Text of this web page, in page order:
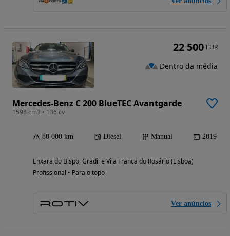
Mercedes-Benz C 200 BlueTEC Avantgarde
1598 cm3 • 136 cv
80 000 km Diesel Manual 2019
Enxara do Bispo, Gradil e Vila Franca do Rosário (Lisboa)
Profissional • Para o topo
Ver anúncios
22 500 EUR
Dentro da média